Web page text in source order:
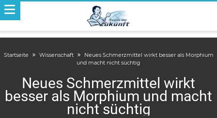
Startseite Wissenschaft
Neues Schmerzmittel wirkt besser als Morphium
und macht nicht süchtig
Neues Schmerzmittel wirkt
besser als Morphium und macht
nicht süchtig